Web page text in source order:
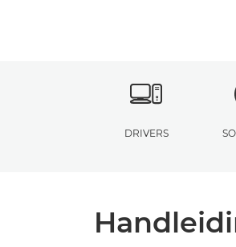
DRIVERS